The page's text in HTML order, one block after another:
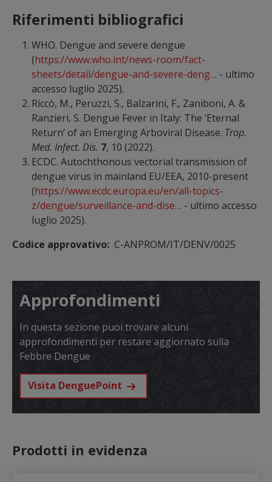
Riferimenti bibliografici
WHO. Dengue and severe dengue
(https://www.who.int/news-room/fact-
sheets/detail/dengue-and-severe-deng… - ultimo
accesso luglio 2025).
Riccò, M., Peruzzi, S., Balzarini, F., Zaniboni, A. &
Ranzieri, S. Dengue Fever in Italy: The ‘Eternal
Return’ of an Emerging Arboviral Disease. Trop.
Med. Infect. Dis. 7, 10 (2022).
ECDC. Autochthonous vectorial transmission of
dengue virus in mainland EU/EEA, 2010-present
(https://www.ecdc.europa.eu/en/all-topics-
z/dengue/surveillance-and-dise… - ultimo accesso
luglio 2025).
Codice approvativo C-ANPROM/IT/DENV/0025
Approfondimenti
In questa sezione puoi trovare alcuni
approfondimenti per restare aggiornato sulla
Febbre Dengue
Visita DenguePoint
Prodotti in evidenza